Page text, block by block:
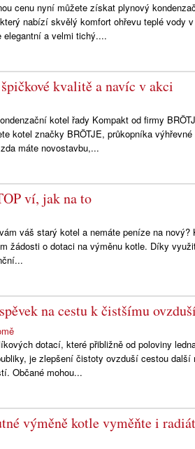
cenu nyní můžete získat plynový
nabízí skvělý komfort ohřevu teplé vody
elegantní a velmi tichý....
kvalitě a navíc v akci
kotel řady Kompakt od firmy
kotel značky BRÖTJE, průkopníka
máte novostavbu,...
ví, jak na to
váš starý kotel a nemáte peníze na
žádosti o dotaci na výměnu kotle. Díky
na cestu k čistšímu
dotací, které přibližně od poloviny
je zlepšení čistoty ovzduší cestou
Občané mohou...
výměně kotle vyměňte i